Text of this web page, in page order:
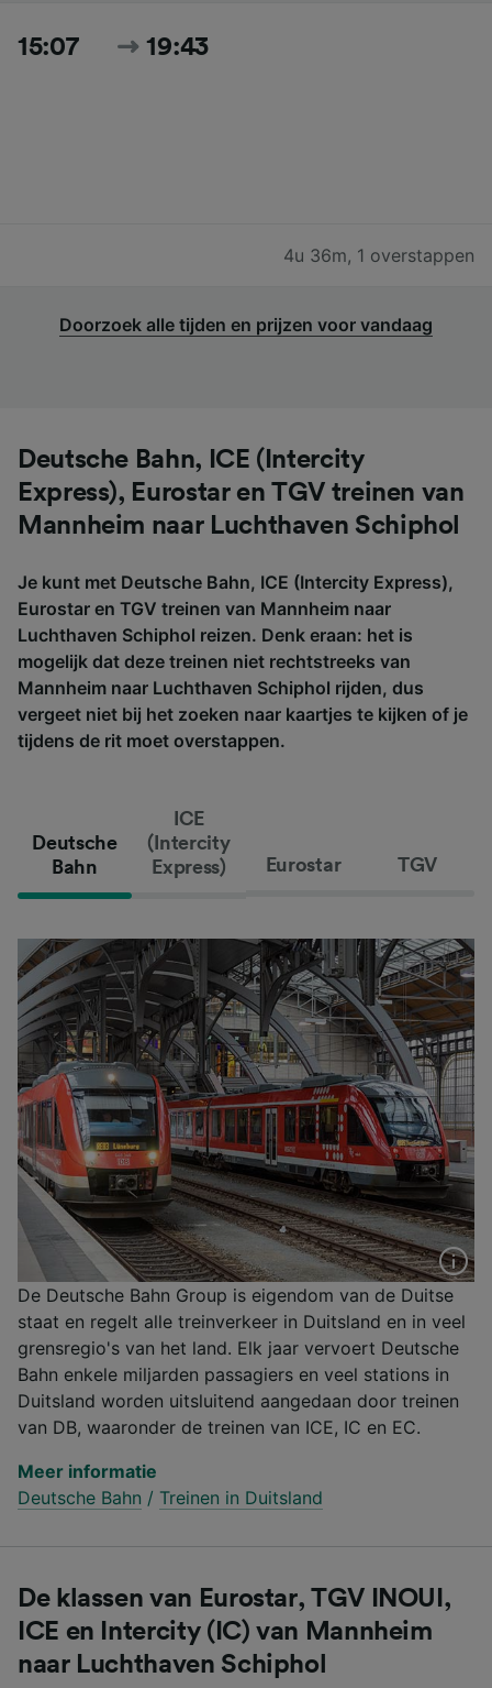
15:07 19:43
4u 36m, 1 overstappen
Doorzoek alle tijden en prijzen voor vandaag
Deutsche Bahn, ICE (Intercity
Express), Eurostar en TGV treinen van
Mannheim naar Luchthaven Schiphol
Je kunt met Deutsche Bahn, ICE (Intercity Express),
Eurostar en TGV treinen van Mannheim naar
Luchthaven Schiphol reizen. Denk eraan: het is
mogelijk dat deze treinen niet rechtstreeks van
Mannheim naar Luchthaven Schiphol rijden, dus
vergeet niet bij het zoeken naar kaartjes te kijken of je
tijdens de rit moet overstappen.
Deutsche
Bahn
ICE
(Intercity
Express)
Eurostar TGV
De Deutsche Bahn Group is eigendom van de Duitse
staat en regelt alle treinverkeer in Duitsland en in veel
grensregio's van het land. Elk jaar vervoert Deutsche
Bahn enkele miljarden passagiers en veel stations in
Duitsland worden uitsluitend aangedaan door treinen
van DB, waaronder de treinen van ICE, IC en EC.
Meer informatie
Deutsche Bahn / Treinen in Duitsland
De klassen van Eurostar, TGV INOUI,
ICE en Intercity (IC) van Mannheim
naar Luchthaven Schiphol